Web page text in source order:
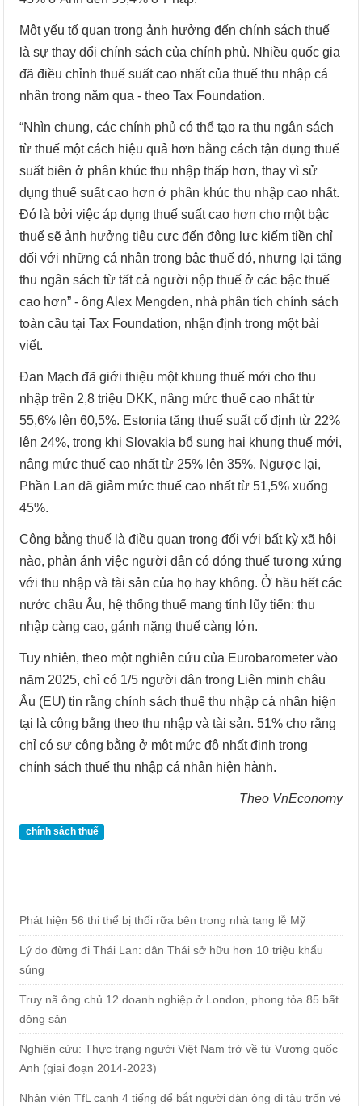
Một yếu tố quan trọng ảnh hưởng đến chính sách thuế
là sự thay đổi chính sách của chính phủ. Nhiều quốc gia
đã điều chỉnh thuế suất cao nhất của thuế thu nhập cá
nhân trong năm qua - theo Tax Foundation.
“Nhìn chung, các chính phủ có thể tạo ra thu ngân sách
từ thuế một cách hiệu quả hơn bằng cách tận dụng thuế
suất biên ở phân khúc thu nhập thấp hơn, thay vì sử
dụng thuế suất cao hơn ở phân khúc thu nhập cao nhất.
Đó là bởi việc áp dụng thuế suất cao hơn cho một bậc
thuế sẽ ảnh hưởng tiêu cực đến động lực kiếm tiền chỉ
đối với những cá nhân trong bậc thuế đó, nhưng lại tăng
thu ngân sách từ tất cả người nộp thuế ở các bậc thuế
cao hơn” - ông Alex Mengden, nhà phân tích chính sách
toàn cầu tại Tax Foundation, nhận định trong một bài
viết.
Đan Mạch đã giới thiệu một khung thuế mới cho thu
nhập trên 2,8 triệu DKK, nâng mức thuế cao nhất từ
55,6% lên 60,5%. Estonia tăng thuế suất cố định từ 22%
lên 24%, trong khi Slovakia bổ sung hai khung thuế mới,
nâng mức thuế cao nhất từ 25% lên 35%. Ngược lại,
Phần Lan đã giảm mức thuế cao nhất từ 51,5% xuống
45%.
Công bằng thuế là điều quan trọng đối với bất kỳ xã hội
nào, phản ánh việc người dân có đóng thuế tương xứng
với thu nhập và tài sản của họ hay không. Ở hầu hết các
nước châu Âu, hệ thống thuế mang tính lũy tiến: thu
nhập càng cao, gánh nặng thuế càng lớn.
Tuy nhiên, theo một nghiên cứu của Eurobarometer vào
năm 2025, chỉ có 1/5 người dân trong Liên minh châu
Âu (EU) tin rằng chính sách thuế thu nhập cá nhân hiện
tại là công bằng theo thu nhập và tài sản. 51% cho rằng
chỉ có sự công bằng ở một mức độ nhất định trong
chính sách thuế thu nhập cá nhân hiện hành.
Theo VnEconomy
chính sách thuế
Phát hiện 56 thi thể bị thối rữa bên trong nhà tang lễ Mỹ
Lý do đừng đi Thái Lan: dân Thái sở hữu hơn 10 triệu khẩu
súng
Truy nã ông chủ 12 doanh nghiệp ở London, phong tỏa 85 bất
động sản
Nghiên cứu: Thực trạng người Việt Nam trở về từ Vương quốc
Anh (giai đoạn 2014-2023)
Nhân viên TfL canh 4 tiếng để bắt người đàn ông đi tàu trốn vé